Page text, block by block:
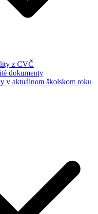
z CVČ
dokumenty
v aktuálnom školskom roku